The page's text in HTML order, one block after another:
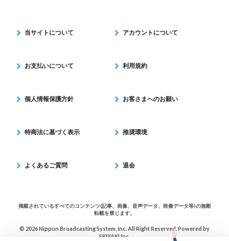
当サイトについて アカウントについて
お支払いについて 利用規約
個人情報保護方針 お客さまへのお願い
特商法に基づく表示 推奨環境
よくあるご質問 退会
掲載されているすべてのコンテンツ(記事、画像、音声データ、映像データ等)の無断
転載を禁じます。
© 2026 Nippon Broadcasting System, Inc. All Right Reserved. Powered by
SKIYAKI Inc.